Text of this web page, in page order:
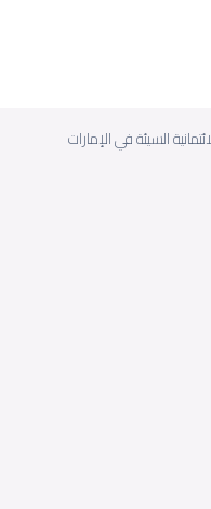
السيئة في الإمارات